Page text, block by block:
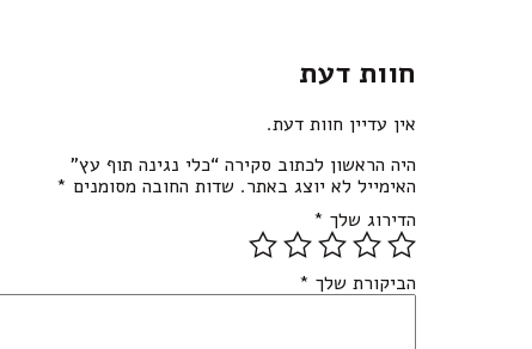
חוות דעת
אין עדיין חוות דעת.
היה הראשון לכתוב סקירה “כלי נגינה תוף עץ”
האימייל לא יוצג באתר. שדות החובה מסומנים *
הדירוג שלך *
הביקורת שלך *